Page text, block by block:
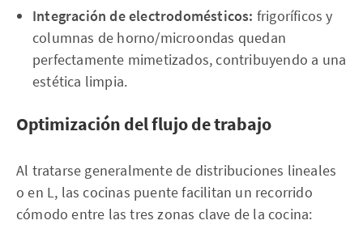
Integración de electrodomésticos: frigoríficos y
columnas de horno/microondas quedan
perfectamente mimetizados, contribuyendo a una
estética limpia.
Optimización del flujo de trabajo
Al tratarse generalmente de distribuciones lineales
o en L, las cocinas puente facilitan un recorrido
cómodo entre las tres zonas clave de la cocina: